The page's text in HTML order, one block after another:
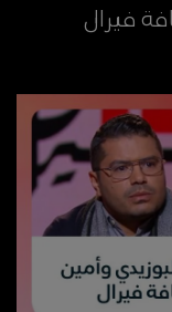
فيرال